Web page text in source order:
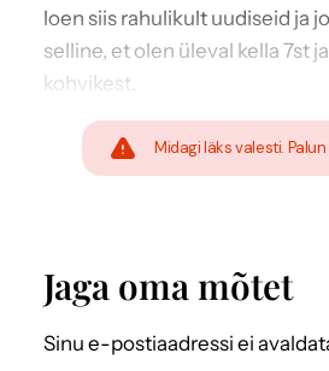
loen siis rahulikult uudiseid ja
selline, et olen üleval kella 7st
kohvikest.
Midagi läks valesti.
Jaga oma mõtet
Sinu e-postiaadressi ei